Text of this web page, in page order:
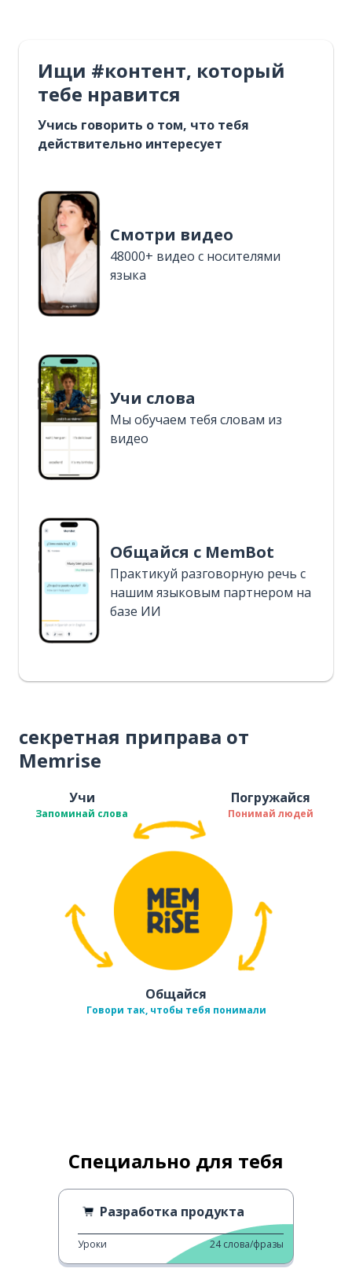
Ищи #контент, который
тебе нравится
Учись говорить о том, что тебя
действительно интересует
Смотри видео
48000+ видео с носителями
языка
Учи слова
Мы обучаем тебя словам из
видео
Общайся с MemBot
Практикуй разговорную речь с
нашим языковым партнером на
базе ИИ
секретная приправа от
Memrise
Учи
Запоминай слова
Погружайся
Понимай людей
Общайся
Говори так, чтобы тебя понимали
Специально для тебя
Разработка продукта
Уроки 24 слова/фразы